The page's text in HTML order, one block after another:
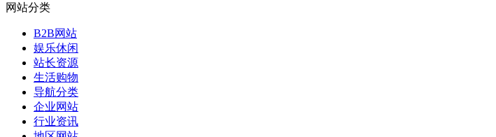
网站分类
B2B网站
娱乐休闲
站长资源
生活购物
导航分类
企业网站
行业资讯